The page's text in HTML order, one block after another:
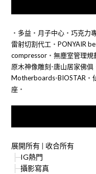
‧ 多益‧ 月子中心‧ 巧克力
雷射切割代工 ‧ PONYAIR
compressor‧ 無塵室管理規
原木神像雕刻-唐山居家佛俱
Motherboards-BIOSTAR ‧
座‧
展開所有| 收合所有
IG熱門
攝影寫真